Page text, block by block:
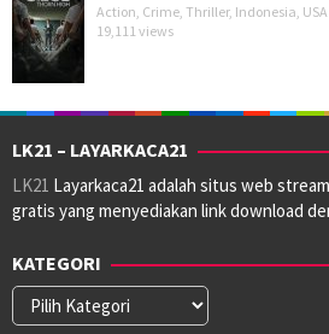
Action Crime Thriller, Indonesia USA
19,111 views
LK21 – LAYARKACA21
LK21 Layarkaca21 adalah situs web
gratis yang menyediakan link download
KATEGORI
Kategori